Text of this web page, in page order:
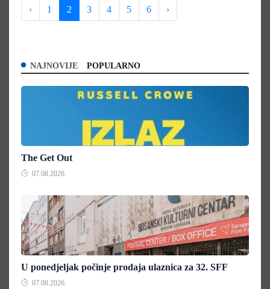
‹ 1 2 3 4 5 6 ›
NAJNOVIJE POPULARNO
The Get Out
07.08.2026.
U ponedjeljak počinje prodaja ulaznica za 32. SFF
07.08.2026.